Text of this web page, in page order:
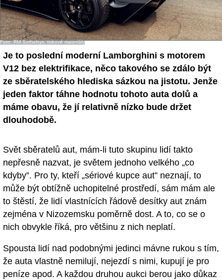
Foto: RM Sothebys, tiskové materiály
Je to poslední moderní Lamborghini s motorem
V12 bez elektrifikace, něco takového se zdálo být
ze sběratelského hlediska sázkou na jistotu. Jenže
jeden faktor táhne hodnotu tohoto auta dolů a
máme obavu, že jí relativně nízko bude držet
dlouhodobě.
Svět sběratelů aut, mám-li tuto skupinu lidí takto
nepřesně nazvat, je světem jednoho velkého „co
kdyby”. Pro ty, kteří „sériové kupce aut” neznají, to
může být obtížně uchopitelné prostředí, sám mám ale
to štěstí, že lidí vlastnících řádově desítky aut znám
zejména v Nizozemsku poměrně dost. A to, co se o
nich obvykle říká, pro většinu z nich neplatí.
Spousta lidí nad podobnými jedinci mávne rukou s tím,
že auta vlastně nemilují, nejezdí s nimi, kupují je pro
peníze apod. A každou druhou aukci berou jako důkaz